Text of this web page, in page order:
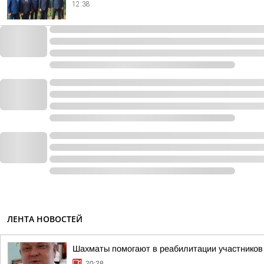
12:38
ЛЕНТА НОВОСТЕЙ
Шахматы помогают в реабилитации